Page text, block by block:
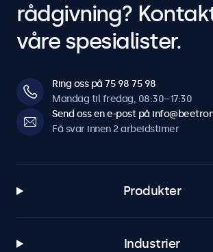
rådgivning?
våre spesialister.
Ring oss på 75 98 75 98
Mandag til fredag, 08:30–17:30
Send oss en e-post på
Få svar innen 2 arbeidstimer
Produkter
Industrier